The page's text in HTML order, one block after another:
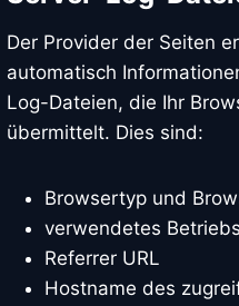
Der Provider der Seiten
automatisch
Log-Dateien, die Ihr
übermittelt. Dies sind:
Browsertyp und
verwendetes
Referrer URL
Hostname des